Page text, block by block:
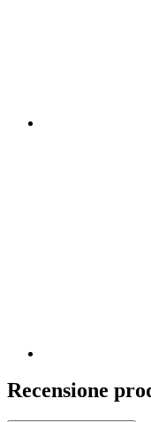
Recensione